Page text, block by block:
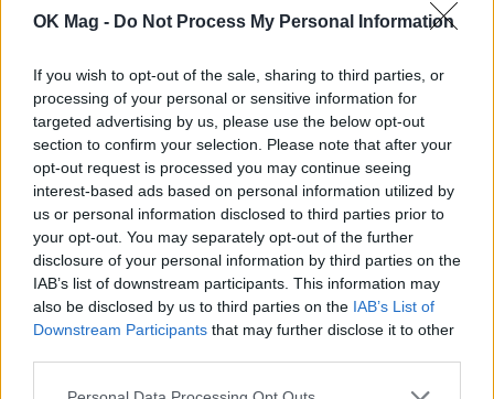
OK Mag - Do Not Process My Personal Information
If you wish to opt-out of the sale, sharing to third parties, or
processing of your personal or sensitive information for
targeted advertising by us, please use the below opt-out
section to confirm your selection. Please note that after your
opt-out request is processed you may continue seeing
interest-based ads based on personal information utilized by
us or personal information disclosed to third parties prior to
your opt-out. You may separately opt-out of the further
disclosure of your personal information by third parties on the
IAB’s list of downstream participants. This information may
also be disclosed by us to third parties on the IAB’s List of
Downstream Participants that may further disclose it to other
Άννα Μαρία Βέλλη: Απέτυχε η πρωτότυπη
ιδέα που είχε για τον γάμο της – «Δεν θα το
ξαναέκανα»
CELEBRITIES